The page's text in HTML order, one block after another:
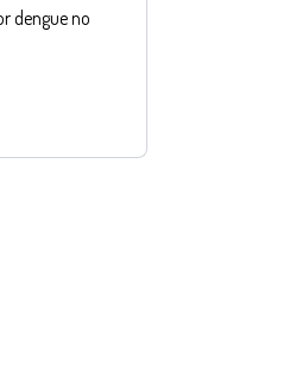
dengue no